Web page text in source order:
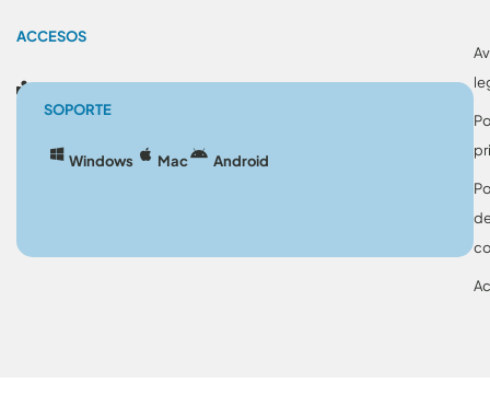
ACCESOS
SOPORTE
Windows Mac Android